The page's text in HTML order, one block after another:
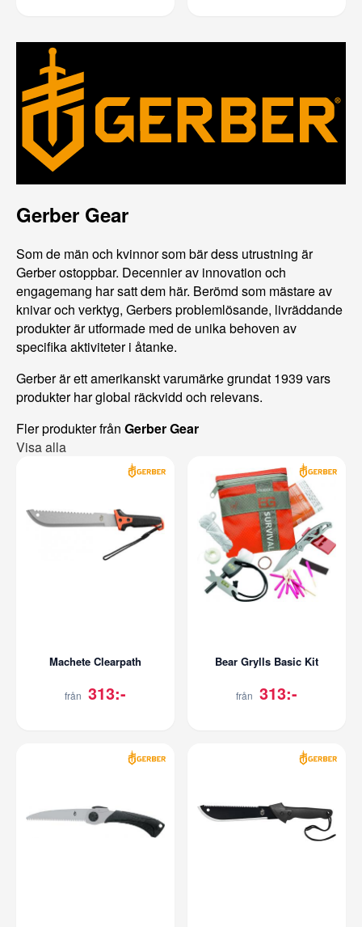
Gerber Gear
Som de män och kvinnor som bär dess utrustning är
Gerber ostoppbar. Decennier av innovation och
engagemang har satt dem här. Berömd som mästare av
knivar och verktyg, Gerbers problemlösande, livräddande
produkter är utformade med de unika behoven av
specifika aktiviteter i åtanke.
Gerber är ett amerikanskt varumärke grundat 1939 vars
produkter har global räckvidd och relevans.
Fler produkter från Gerber Gear
Visa alla
Machete Clearpath
från 313:-
Bear Grylls Basic Kit
från 313:-